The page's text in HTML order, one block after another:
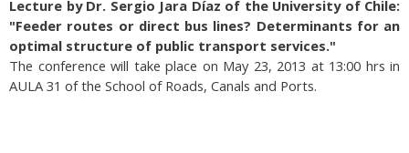
Lecture by Dr. Sergio Jara Díaz of the University of Chile:
"Feeder routes or direct bus lines? Determinants for an
optimal structure of public transport services."
The conference will take place on May 23, 2013 at 13:00 hrs in
AULA 31 of the School of Roads, Canals and Ports.